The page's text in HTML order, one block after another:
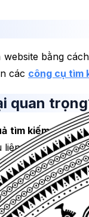
bằng
các công cụ tìm
quan
tìm kiếm:Các
liên kết chất
ưu tiên
Khi website của
các trang web